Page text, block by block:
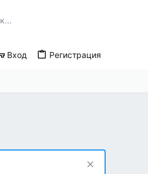
Вход Регистрация